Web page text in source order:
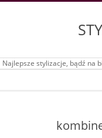
Najlepsze stylizacje, bądź na